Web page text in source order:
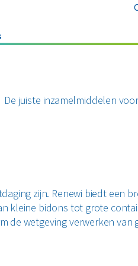
De juiste inzamelmiddelen
zijn. Renewi biedt een
kleine bidons tot grote
de wetgeving verwerken van